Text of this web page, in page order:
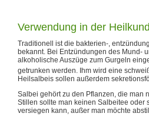
Verwendung in der
Traditionell ist die bakterien-,
bekannt. Bei Entzündungen des Mund-
alkoholische Auszüge zum Gurgeln
getrunken werden. Ihm wird eine
Heilsalbeis sollen außerdem
Salbei gehört zu den Pflanzen, die man
Stillen sollte man keinen Salbeitee oder
versiegen kann, außer man möchte